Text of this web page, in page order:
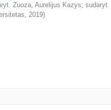
Zuoza, Aurelijus Kazys;
, 2019)